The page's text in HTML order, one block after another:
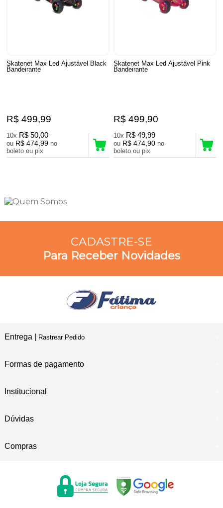
Skatenet Max Led Ajustável Black
Bandeirante
R$ 499,99
10x R$ 50,00
ou R$ 474,99 no
boleto ou pix
Skatenet Max Led Ajustável Pink
Bandeirante
R$ 499,90
10x R$ 49,99
ou R$ 474,90 no
boleto ou pix
CADASTRE-SE
Para Receber Novidades
Entrega | Rastrear Pedido
Formas de pagamento
Institucional
Dúvidas
Compras